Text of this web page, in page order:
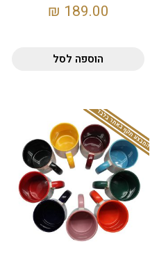
189.00
₪
הוספה לסל
המבצע תקף באתר בלבד